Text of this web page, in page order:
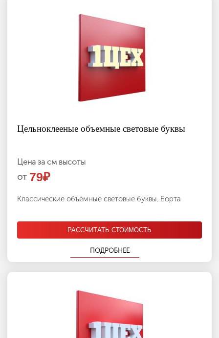
Цельноклееные объемные световые буквы
Цена за см высоты
от 79₽
Классические объёмные световые буквы. Борта
РАССЧИТАТЬ СТОИМОСТЬ
ПОДРОБНЕЕ